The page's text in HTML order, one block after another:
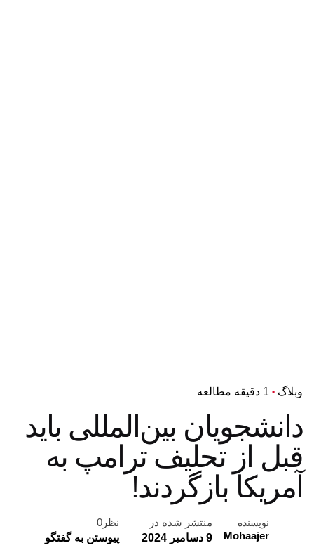
وبلاگ 1 دقیقه مطالعه
دانشجویان بین‌المللی باید
قبل از تحلیف ترامپ به
آمریکا بازگردند!
نویسنده
Mohaajer
منتشر شده در نظر0
پیوستن به گفتگو